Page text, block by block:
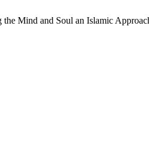
Mind and Soul an Islamic